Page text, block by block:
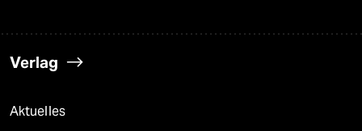
Verlag
Aktuelles